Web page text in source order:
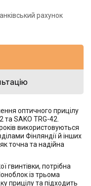
рахунок
оптичного прицілу
та SAKO TRG-42.
використовуються
Фінляндії й інших
точна та надійна
гвинтівки, потрібна
із трьома
прицілу та підходить